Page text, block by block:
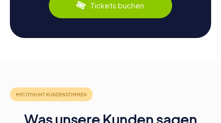
Tickets buchen
Was unsere Kunden sagen